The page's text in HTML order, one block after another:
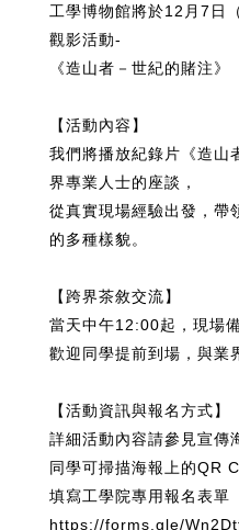
工學博物館將於12月7日
觀影活動-
《造山者－世紀的賭注》
【活動內容】
我們將播放紀錄片《造山
界專業人士的座談，
從真實現場經驗出發，帶
的多種樣貌。
【跨界茶敘交流】
當天中午12:00起，現場
歡迎同學提前到場，與業
【活動資訊與報名方式】
詳細活動內容請參見宣傳
同學可掃描海報上的QR
填寫工學院專用報名表單
https://forms.gle/